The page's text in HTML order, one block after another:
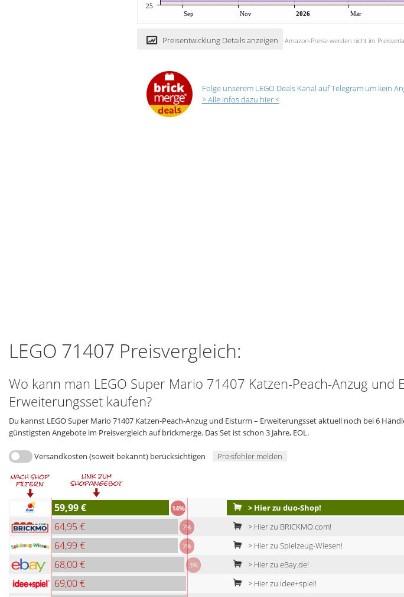
Sep Nov 2026 Mär
25
Preisentwicklung Details anzeigen Amazon-Preise werden nicht im
Folge unserem LEGO Deals Kanal auf Telegram um kein
> Alle Infos dazu hier <
LEGO 71407 Preisvergleich:
Wo kann man LEGO Super Mario 71407 Katzen-Peach-Anzug und
Erweiterungsset kaufen?
Du kannst LEGO Super Mario 71407 Katzen-Peach-Anzug und Eisturm – Erweiterungsset aktuell noch bei 6
günstigsten Angebote im Preisvergleich auf brickmerge. Das Set ist schon 3 Jahre, EOL.
Versandkosten (soweit bekannt) berücksichtigen Preisfehler melden
59,99 € 14% > Hier zu duo-Shop!
64,95 € 7% > Hier zu BRICKMO.com!
64,99 € 7% > Hier zu Spielzeug-Wiesen!
68,00 € 3% > Hier zu eBay.de!
69,00 € > Hier zu idee+spiel!